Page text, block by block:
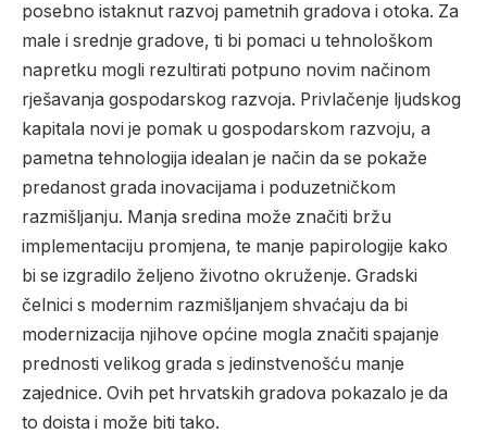
posebno istaknut razvoj pametnih gradova i otoka. Za
male i srednje gradove, ti bi pomaci u tehnološkom
napretku mogli rezultirati potpuno novim načinom
rješavanja gospodarskog razvoja. Privlačenje ljudskog
kapitala novi je pomak u gospodarskom razvoju, a
pametna tehnologija idealan je način da se pokaže
predanost grada inovacijama i poduzetničkom
razmišljanju. Manja sredina može značiti bržu
implementaciju promjena, te manje papirologije kako
bi se izgradilo željeno životno okruženje. Gradski
čelnici s modernim razmišljanjem shvaćaju da bi
modernizacija njihove općine mogla značiti spajanje
prednosti velikog grada s jedinstvenošću manje
zajednice. Ovih pet hrvatskih gradova pokazalo je da
to doista i može biti tako.